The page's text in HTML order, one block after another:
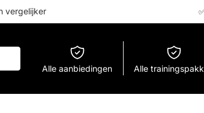
vergelijker
Alle aanbiedingen Alle